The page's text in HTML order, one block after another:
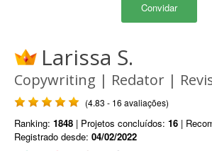
Convidar
Larissa S.
Copywriting | Redator |
(4.83 - 16 avaliações)
Ranking: 1848 | Projetos concluídos: 16 |
Registrado desde: 04/02/2022